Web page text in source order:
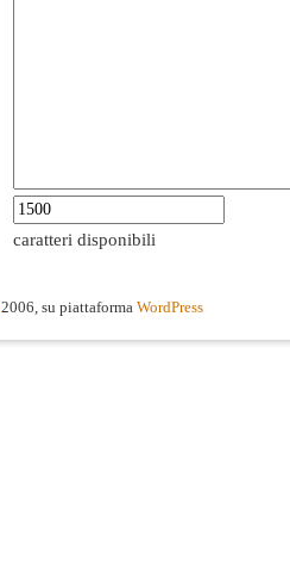
caratteri disponibili
2006, su piattaforma WordPress